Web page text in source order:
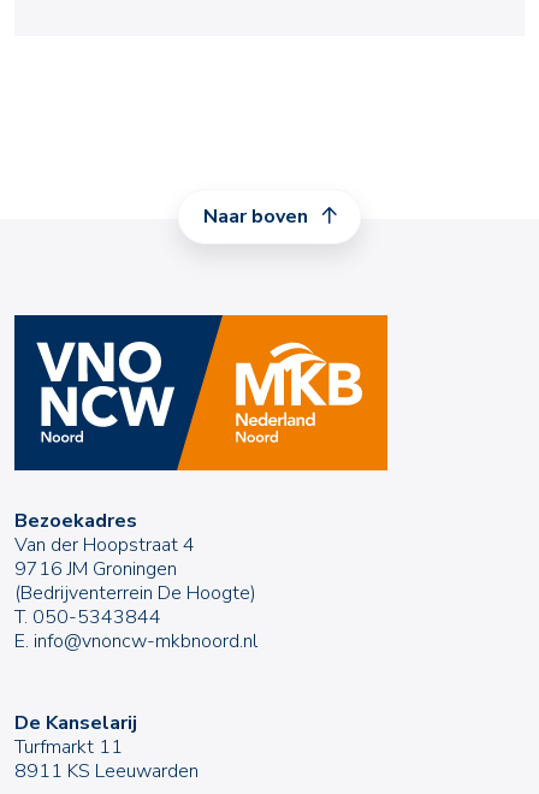
Naar boven
Bezoekadres
Van der Hoopstraat 4
9716 JM Groningen
(Bedrijventerrein De Hoogte)
T. 050-5343844
E. info@vnoncw-mkbnoord.nl
De Kanselarij
Turfmarkt 11
8911 KS Leeuwarden